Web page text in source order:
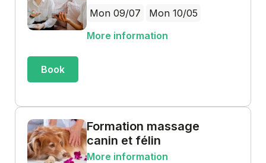
Mon 09/07
Mon 10/05
More information
Book
Formation massage
canin et félin
More information